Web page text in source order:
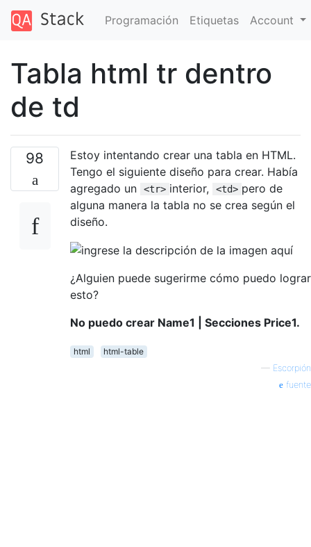
Programación Etiquetas Account
Tabla html tr dentro
de td
98
Estoy intentando crear una tabla en HTML.
Tengo el siguiente diseño para crear. Había
agregado un
<tr> interior, <td> pero de
alguna manera la tabla no se crea según el
diseño.
¿Alguien puede sugerirme cómo puedo lograr
esto?
No puedo crear Name1 | Secciones Price1.
html
html-table
— Escorpión
fuente